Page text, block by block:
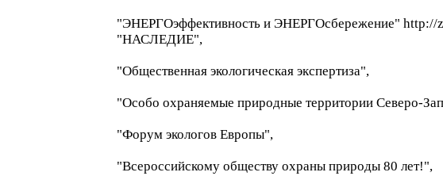
"ЭНЕРГОэффективность и ЭНЕРГОсбережение" http://
"НАСЛЕДИЕ",
"Общественная экологическая экспертиза",
"Особо охраняемые природные территории Северо-
"Форум экологов Европы",
"Всероссийскому обществу охраны природы 80 лет!",